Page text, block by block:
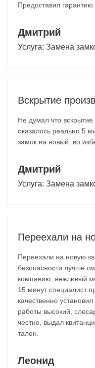
Предоставил гарантию.
Дмитрий
Услуга: Замена
Вскрытие
Не думал что вскрытие
оказалось реально 5
замок на новый, во
Дмитрий
Услуга: Замена
Переехали на
Переехали на новую
безопасности лучше
компанию, вежливый
15 минут специалист
качественно
работы высокий,
честно, выдал
талон.
Леонид